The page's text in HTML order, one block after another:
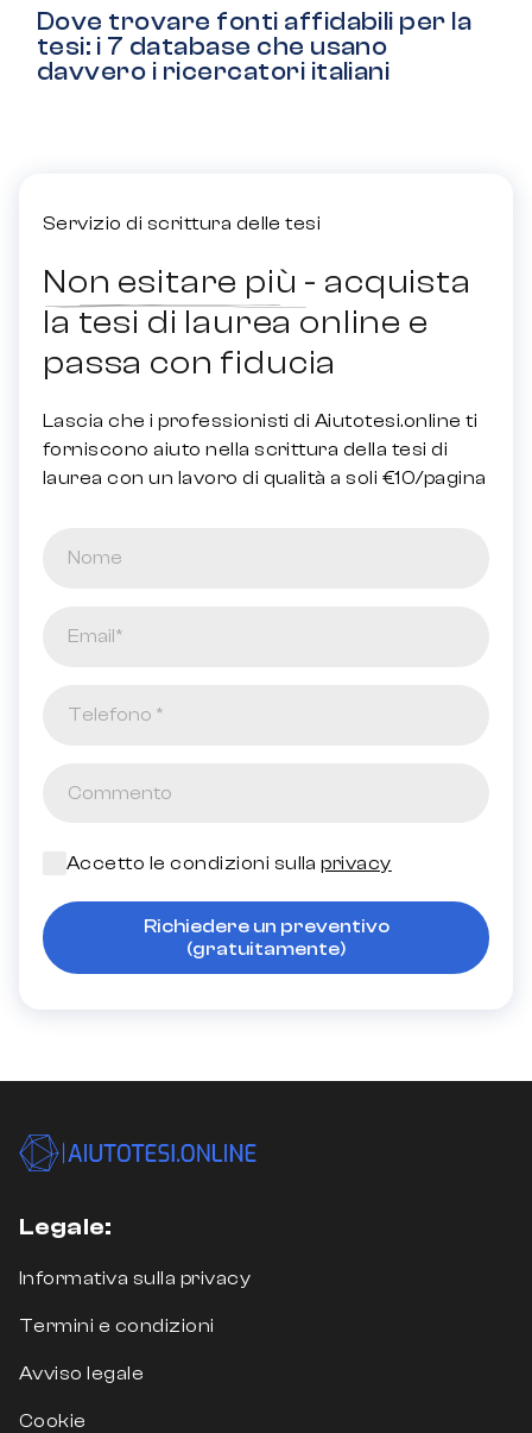
Dove trovare fonti affidabili per la
tesi: i 7 database che usano
davvero i ricercatori italiani
Servizio di scrittura delle tesi
Non esitare più - acquista
la tesi di laurea online e
passa con fiducia
Lascia che i professionisti di Aiutotesi.online ti
forniscono aiuto nella scrittura della tesi di
laurea con un lavoro di qualità a soli €10/pagina
Accetto le condizioni sullaprivacy
Richiedere un preventivo
(gratuitamente)
Legale:
Informativa sulla privacy
Termini e condizioni
Avviso legale
Cookie